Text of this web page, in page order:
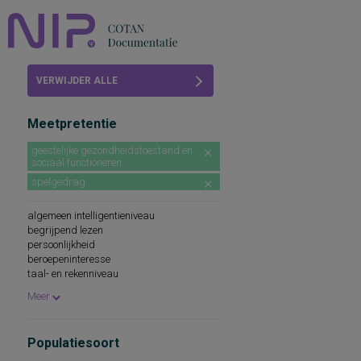
Abonneren
VERWIJDER ALLE
Meetpretentie
geestelijke gezondheidstoestand en
sociaal functioneren
spelgedrag
algemeen intelligentieniveau
begrijpend lezen
persoonlijkheid
beroepeninteresse
taal- en rekenniveau
spellingsvaardigheid
persoonlijkheidseigenschappen
Meer
Populatiesoort